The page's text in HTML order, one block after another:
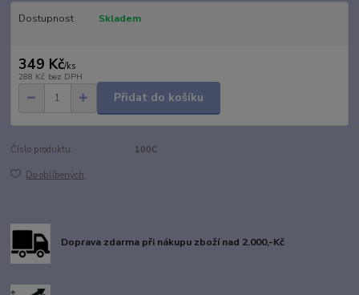
Dostupnost Skladem
349 Kč/ks
288 Kč bez DPH
Přidat do košíku
Číslo produktu: 100C
Do oblíbených
Doprava zdarma při nákupu zboží nad 2.000,-Kč